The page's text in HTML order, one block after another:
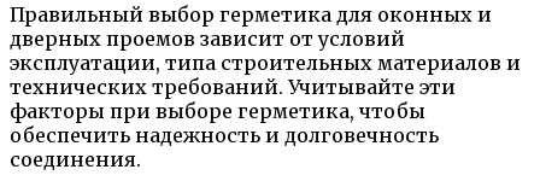
Правильный выбор герметика для оконных и
дверных проемов зависит от условий
эксплуатации, типа строительных материалов и
технических требований. Учитывайте эти
факторы при выборе герметика, чтобы
обеспечить надежность и долговечность
соединения.